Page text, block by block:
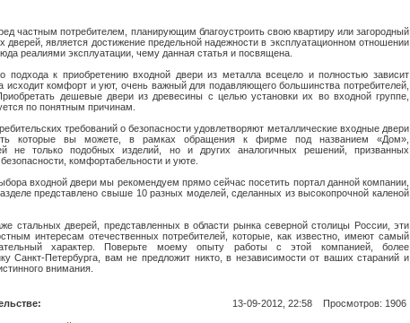
частным потребителем, планирующим благоустроить свою квартиру или загородный
является достижение предельной надежности в эксплуатационном отношении
реалиями эксплуатации, чему данная статья и посвящена.
подхода к приобретению входной двери из металла всецело и полностью зависит
исходит комфорт и уют, очень важный для подавляющего большинства потребителей,
дешевые двери из древесины с целью установки их во входной группе,
по понятным причинам.
требований о безопасности удовлетворяют металлические входные двери
которые вы можете, в рамках обращения к фирме под названием «Дом»,
не только подобных изделий, но и других аналогичных решений, призванных
комфортабельности и уюте.
входной двери мы рекомендуем прямо сейчас посетить портал данной компании,
представлено свыше 10 разных моделей, сделанных из высокопрочной каленой
стальных дверей, представленных в области рынка северной столицы России, эти
интересам отечественных потребителей, которые, как известно, имеют самый
характер. Поверьте моему опыту работы с этой компанией, более
Санкт-Петербурга, вам не предложит никто, в независимости от ваших стараний и
внимания.
13-09-2012, 22:58 Просмотров: 1906